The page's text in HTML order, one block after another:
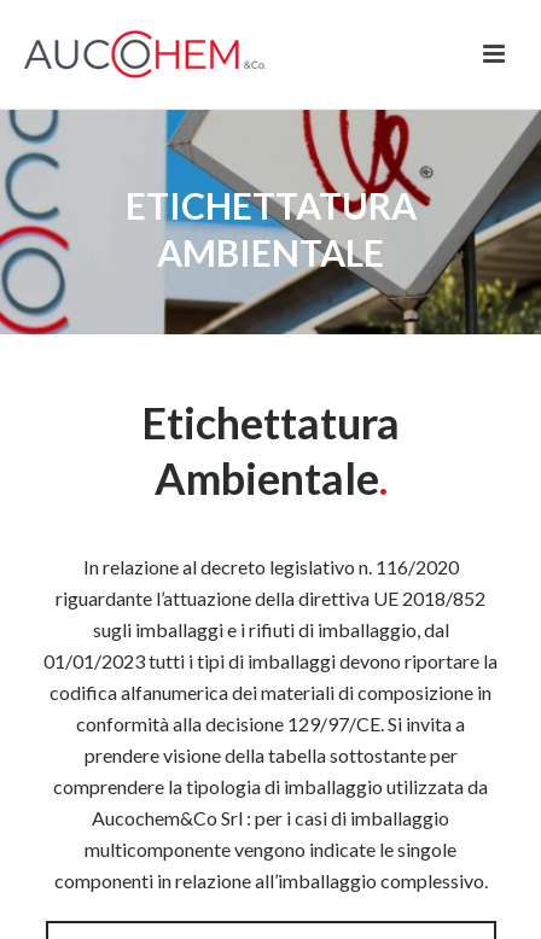
ETICHETTATURA
AMBIENTALE
Etichettatura
Ambientale.
In relazione al decreto legislativo n. 116/2020
riguardante l’attuazione della direttiva UE 2018/852
sugli imballaggi e i rifiuti di imballaggio, dal
01/01/2023 tutti i tipi di imballaggi devono riportare la
codifica alfanumerica dei materiali di composizione in
conformità alla decisione 129/97/CE. Si invita a
prendere visione della tabella sottostante per
comprendere la tipologia di imballaggio utilizzata da
Aucochem&Co Srl : per i casi di imballaggio
multicomponente vengono indicate le singole
componenti in relazione all’imballaggio complessivo.